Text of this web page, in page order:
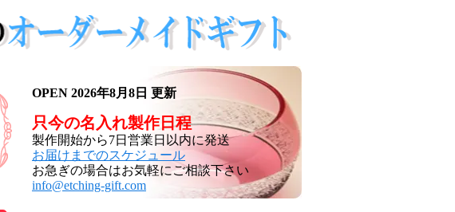
OPEN 2026年8月8日 更新
只今の名入れ製作日程
製作開始から7日営業日以内に発送
お届けまでのスケジュール
お急ぎの場合はお気軽にご相談下さい
info@etching-gift.com